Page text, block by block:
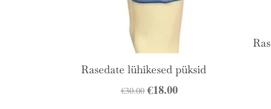
Rasedate lühikesed püksid
€30.00 Algne
€18.00Praegune